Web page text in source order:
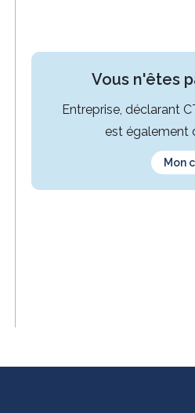
Vous n'êtes
Entreprise, déclarant
est également
Mon